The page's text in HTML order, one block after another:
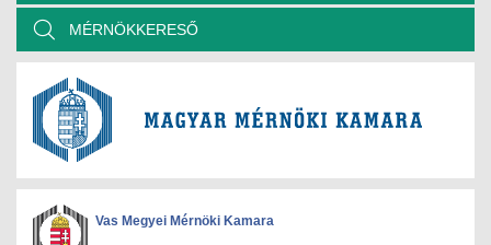
MÉRNÖKKERESŐ
Vas Megyei Mérnöki Kamara